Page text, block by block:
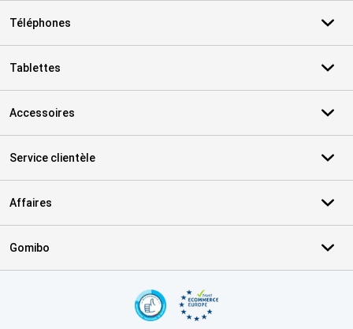
Téléphones
Tablettes
Accessoires
Service clientèle
Affaires
Gomibo